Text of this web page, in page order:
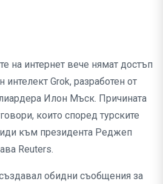
на интернет вече нямат достъп
интелект Grok, разработен от
Илон Мъск. Причината
които според турските
към президента Реджеп
Reuters.
обидни съобщения за